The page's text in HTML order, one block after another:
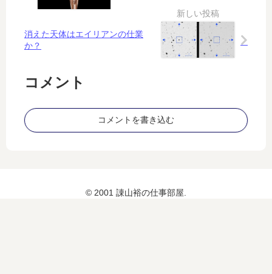
い
カ
の
生
態
な
る
消えた天体はエイリアンの仕業
か？
コメント
コメントを書き込む
© 2001 諌山裕の仕事部屋.